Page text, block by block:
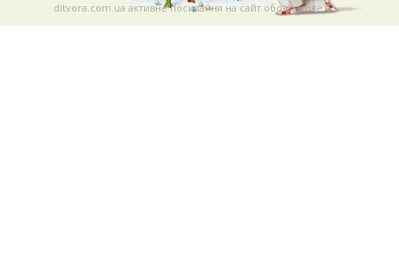
ditvora.com.ua активне посилання на сайт обов'язкове. .